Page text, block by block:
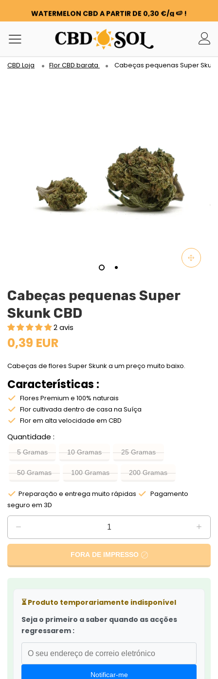
WATERMELON CBD A PARTIR DE 0,30 €/g 🍉 !
OS PEDIDOS SÃO DUPLICADOS ✨
100 G DE FLORES OU RESINAS OFERECIDAS POR CADA 100
€ GASTOS ❤️
WATERMELON CBD A PARTIR DE 0,30 €/g 🍉 !
OS PEDIDOS SÃO DUPLICADOS ✨
CBD Loja Flor CBD barata Cabeças pequenas Super
Cabeças pequenas Super
Skunk CBD
2 avis
0,39 EUR
Cabeças de flores Super Skunk a um preço muito baixo.
Características :
Flores Premium e 100% naturais
Flor cultivada dentro de casa na Suíça
Flor em alta velocidade em CBD
Quantidade
5 Gramas 10 Gramas 25 Gramas
50 Gramas 100 Gramas 200 Gramas
Preparação e entrega muito rápidas
Pagamento
seguro em 3D
FORA DE IMPRESSO
⏳Produto temporariamente indisponível
Seja o primeiro a saber quando as acções
regressarem :
Notificar-me